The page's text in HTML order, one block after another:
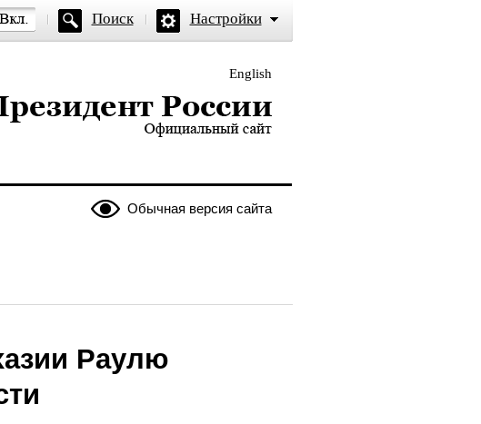
Поиск Настройки
English
России — официальный сайт
Обычная версия сайта
Раулю